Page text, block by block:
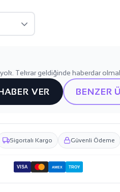
Tekrar geldiğinde haberdar
VER BENZER
Sigortalı Kargo Güvenli Ödeme
VISA AMEX TROY